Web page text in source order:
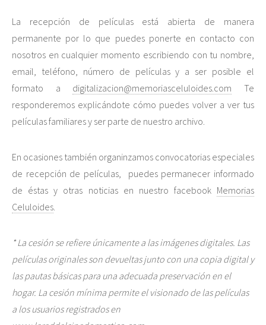
La recepción de películas está abierta de manera
permanente por lo que puedes ponerte en contacto con
nosotros en cualquier momento escribiendo con tu nombre,
email, teléfono, número de películas y a ser posible el
formato a digitalizacion@memoriasceluloides.com Te
responderemos explicándote cómo puedes volver a ver tus
películas familiares y ser parte de nuestro archivo.
En ocasiones también organinzamos convocatorias especiales
de recepción de películas, puedes permanecer informado
de éstas y otras noticias en nuestro facebook Memorias
Celuloides
* La cesión se refiere únicamente a las imágenes digitales. Las
películas originales son devueltas junto con una copia digital y
las pautas básicas para una adecuada preservación en el
hogar. La cesión mínima permite el visionado de las películas
a los usuarios registrados en